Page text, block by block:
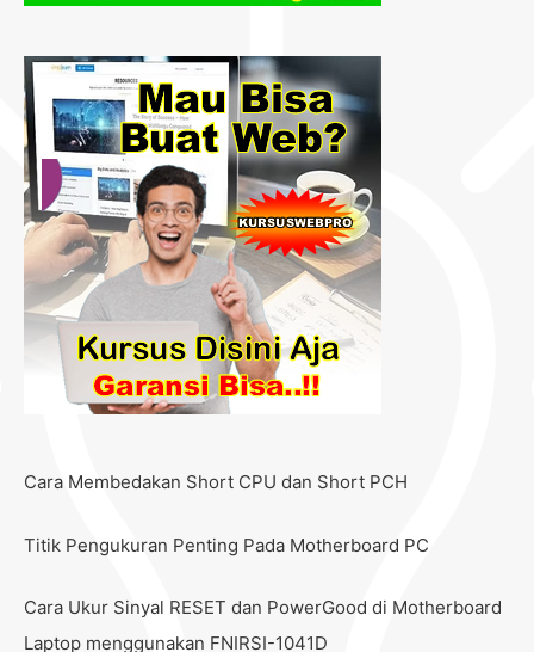
Cara Membedakan Short CPU dan Short PCH
Titik Pengukuran Penting Pada Motherboard PC
Cara Ukur Sinyal RESET dan PowerGood di Motherboard
Laptop menggunakan FNIRSI-1041D